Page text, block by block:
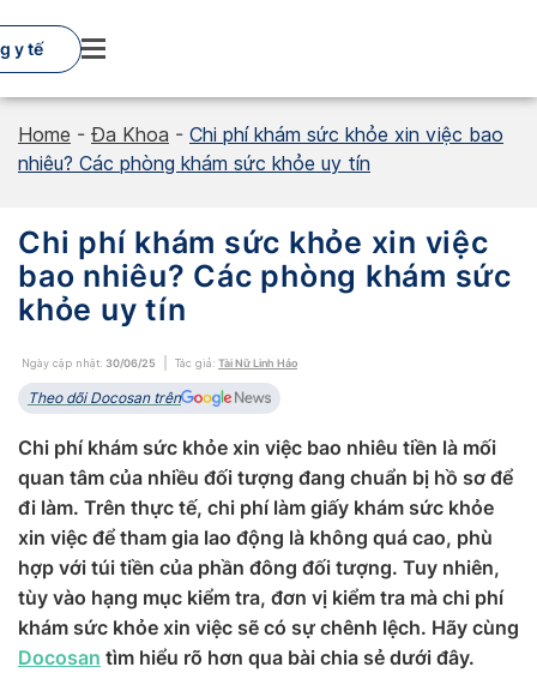
to
content
y tế
Home - Đa Khoa - Chi phí khám sức khỏe xin việc bao
nhiêu? Các phòng khám sức khỏe uy tín
Chi phí khám sức khỏe xin việc
bao nhiêu? Các phòng khám sức
khỏe uy tín
Ngày cập nhật: 30/06/25 Tác giả: Tài Nữ Linh Hảo
Theo dõi Docosan trên
Chi phí khám sức khỏe xin việc bao nhiêu tiền là mối
quan tâm của nhiều đối tượng đang chuẩn bị hồ sơ để
đi làm. Trên thực tế, chi phí làm giấy khám sức khỏe
xin việc để tham gia lao động là không quá cao, phù
hợp với túi tiền của phần đông đối tượng. Tuy nhiên,
tùy vào hạng mục kiểm tra, đơn vị kiểm tra mà chi phí
khám sức khỏe xin việc sẽ có sự chênh lệch. Hãy cùng
Docosan tìm hiểu rõ hơn qua bài chia sẻ dưới đây.